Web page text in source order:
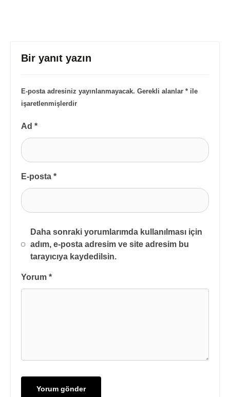
Bir yanıt yazın
E-posta adresiniz yayınlanmayacak. Gerekli alanlar * ile
işaretlenmişlerdir
Ad *
E-posta *
Daha sonraki yorumlarımda kullanılması için
adım, e-posta adresim ve site adresim bu
tarayıcıya kaydedilsin.
Yorum *